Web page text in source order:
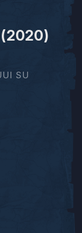
SU